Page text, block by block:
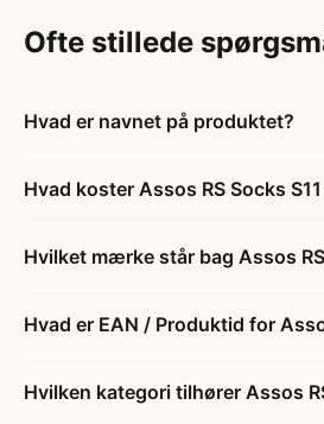
Ofte stillede
Hvad er navnet på produktet?
Hvad koster Assos RS Socks
Hvilket mærke står bag Assos
Hvad er EAN / Produktid for
Hvilken kategori tilhører Assos